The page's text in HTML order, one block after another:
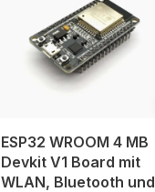
ESP32 WROOM 4 MB
Devkit V1 Board mit
WLAN, Bluetooth und